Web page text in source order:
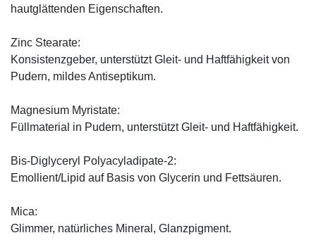
hautglättenden Eigenschaften.
Zinc Stearate:
Konsistenzgeber, unterstützt Gleit- und Haftfähigkeit von
Pudern, mildes Antiseptikum.
Magnesium Myristate:
Füllmaterial in Pudern, unterstützt Gleit- und Haftfähigkeit.
Bis-Diglyceryl Polyacyladipate-2:
Emollient/Lipid auf Basis von Glycerin und Fettsäuren.
Mica:
Glimmer, natürliches Mineral, Glanzpigment.